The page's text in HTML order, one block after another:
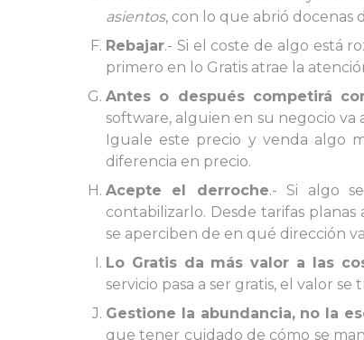
asientos, con lo que abrió docenas
Rebajar.- Si el coste de algo está
primero en lo Gratis atrae la
Antes o después competirá
software, alguien en su negocio
Iguale este precio y venda algo
diferencia en precio.
Acepte el derroche.- Si algo
contabilizarlo. Desde tarifas planas
se aperciben de en qué dirección
Lo Gratis da más valor a las
servicio pasa a ser gratis, el valor
Gestione la abundancia, no la
que tener cuidado de cómo se